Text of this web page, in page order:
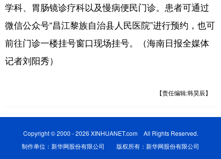
学科、胃肠镜诊疗科以及慢病便民门诊。患者可通过
微信公众号“昌江黎族自治县人民医院”进行预约，也可
前往门诊一楼挂号窗口现场挂号。（海南日报全媒体
记者刘阳秀）
【责任编辑:韩昊辰】
Copyright © 2000 - 2026 XINHUANET.com All Rights Reserved.
制作单位：新华网股份有限公司 版权所有：新华网股份有限公司